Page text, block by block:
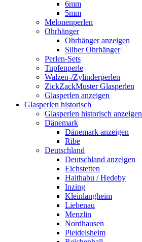
6mm
5mm
Melonenperlen
Ohrhänger
Ohrhänger anzeigen
Silber Ohrhänger
Perlen-Sets
Tupfenperle
Walzen-/Zylinderperlen
ZickZackMuster Glasperlen
Glasperlen anzeigen
Glasperlen historisch
Glasperlen historisch anzeigen
Dänemark
Dänemark anzeigen
Ribe
Deutschland
Deutschland anzeigen
Eichstetten
Haithabu / Hedeby
Inzing
Kleinlangheim
Liebenau
Menzlin
Nordhausen
Pleidelsheim